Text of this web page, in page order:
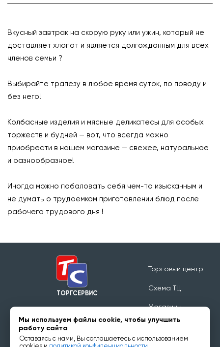
Вкусный завтрак на скорую руку или ужин, который не
доставляет хлопот и является долгожданным для всех
членов семьи ?
Выбирайте трапезу в любое время суток, по поводу и
без него!
Колбасные изделия и мясные деликатесы для особых
торжеств и будней — вот, что всегда можно
приобрести в нашем магазине — свежее, натуральное
и разнообразное!
Иногда можно побаловать себя чем-то изысканным и
не думать о трудоемком приготовлении блюд после
рабочего трудового дня !
ТОРГСЕРВИС
Режим работы 09:00 - 20:00
Торговый центр
Схема ТЦ
Магазины
Обратная связь
Мы используем файлы cookie, чтобы улучшить
работу сайта
Оставаясь с нами, Вы соглашаетесь с использованием